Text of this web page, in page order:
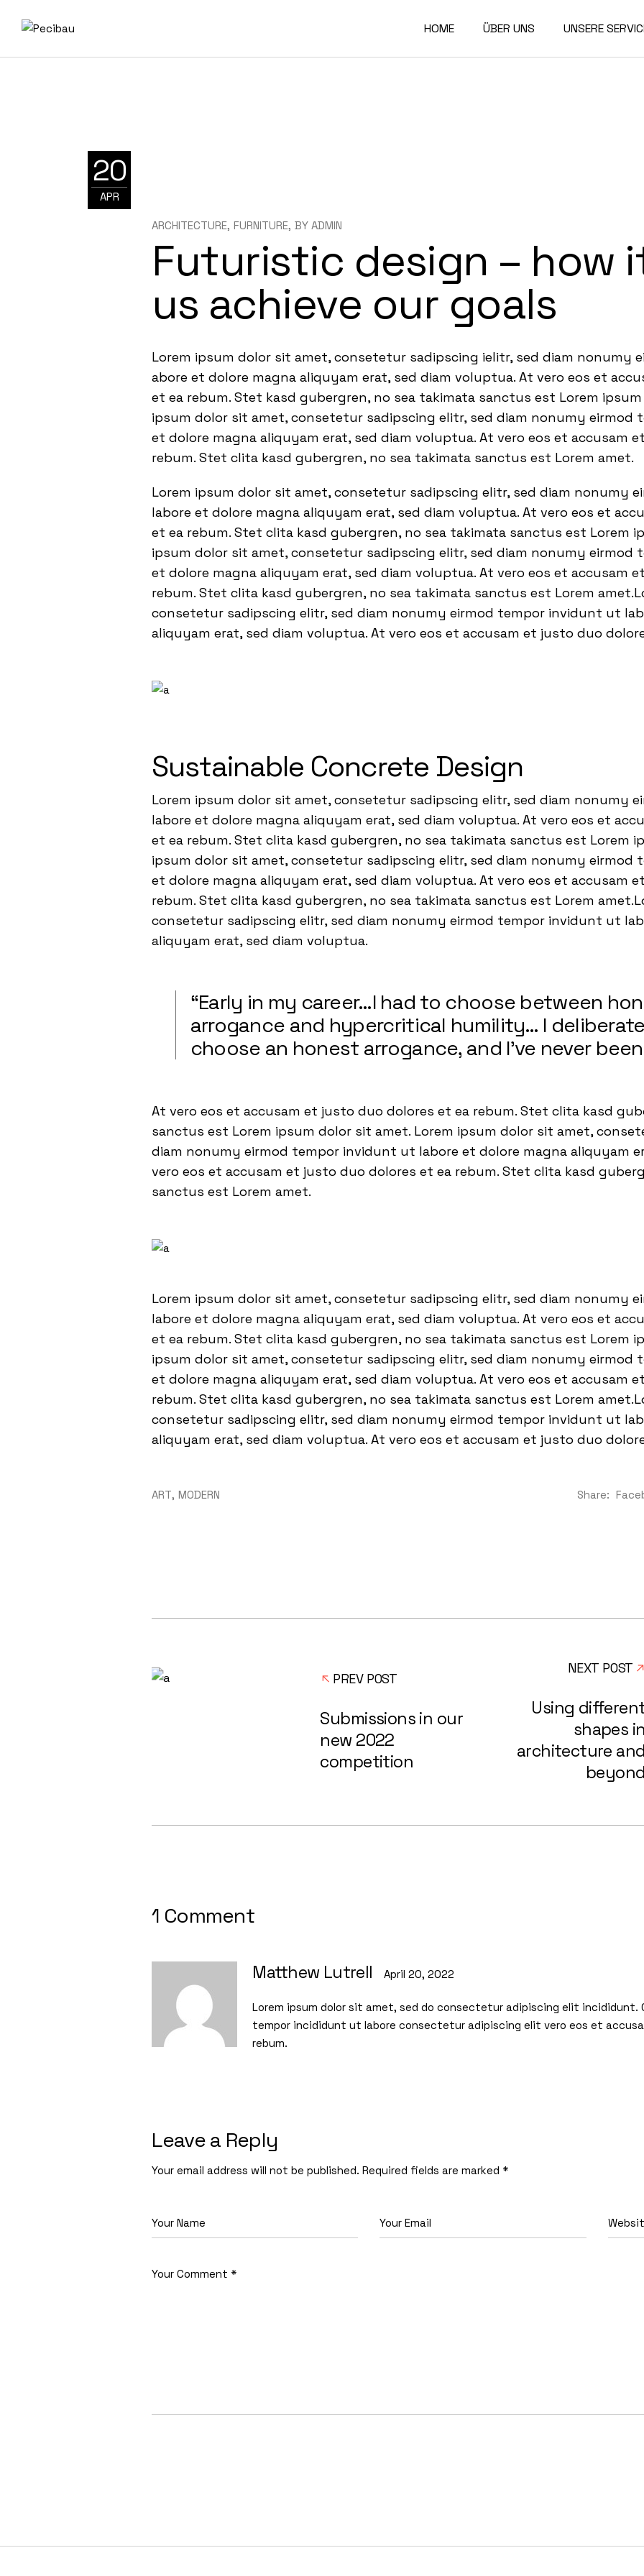
HOME ÜBER UNS UNSERE
20
APR
ARCHITECTURE FURNITURE BY ADMIN
Futuristic design – how
us achieve our goals
Lorem ipsum dolor sit amet, consetetur sadipscing ielitr, sed diam nonumy
abore et dolore magna aliquyam erat, sed diam voluptua. At vero eos et
et ea rebum. Stet kasd gubergren, no sea takimata sanctus est Lorem
ipsum dolor sit amet, consetetur sadipscing elitr, sed diam nonumy eirmod
et dolore magna aliquyam erat, sed diam voluptua. At vero eos et accusam
rebum. Stet clita kasd gubergren, no sea takimata sanctus est Lorem amet.
Lorem ipsum dolor sit amet, consetetur sadipscing elitr, sed diam nonumy
labore et dolore magna aliquyam erat, sed diam voluptua. At vero eos et
et ea rebum. Stet clita kasd gubergren, no sea takimata sanctus est Lorem
ipsum dolor sit amet, consetetur sadipscing elitr, sed diam nonumy eirmod
et dolore magna aliquyam erat, sed diam voluptua. At vero eos et accusam
rebum. Stet clita kasd gubergren, no sea takimata sanctus est Lorem
consetetur sadipscing elitr, sed diam nonumy eirmod tempor invidunt ut
aliquyam erat, sed diam voluptua. At vero eos et accusam et justo duo
Sustainable Concrete Design
Lorem ipsum dolor sit amet, consetetur sadipscing elitr, sed diam nonumy
labore et dolore magna aliquyam erat, sed diam voluptua. At vero eos et
et ea rebum. Stet clita kasd gubergren, no sea takimata sanctus est Lorem
ipsum dolor sit amet, consetetur sadipscing elitr, sed diam nonumy eirmod
et dolore magna aliquyam erat, sed diam voluptua. At vero eos et accusam
rebum. Stet clita kasd gubergren, no sea takimata sanctus est Lorem
consetetur sadipscing elitr, sed diam nonumy eirmod tempor invidunt ut
aliquyam erat, sed diam voluptua.
“Early in my career…I had to choose between
arrogance and hypercritical humility… I
choose an honest arrogance, and I’ve never
At vero eos et accusam et justo duo dolores et ea rebum. Stet clita kasd
sanctus est Lorem ipsum dolor sit amet. Lorem ipsum dolor sit amet,
diam nonumy eirmod tempor invidunt ut labore et dolore magna aliquyam
vero eos et accusam et justo duo dolores et ea rebum. Stet clita kasd
sanctus est Lorem amet.
Lorem ipsum dolor sit amet, consetetur sadipscing elitr, sed diam nonumy
labore et dolore magna aliquyam erat, sed diam voluptua. At vero eos et
et ea rebum. Stet clita kasd gubergren, no sea takimata sanctus est Lorem
ipsum dolor sit amet, consetetur sadipscing elitr, sed diam nonumy eirmod
et dolore magna aliquyam erat, sed diam voluptua. At vero eos et accusam
rebum. Stet clita kasd gubergren, no sea takimata sanctus est Lorem
consetetur sadipscing elitr, sed diam nonumy eirmod tempor invidunt ut
aliquyam erat, sed diam voluptua. At vero eos et accusam et justo duo
ART MODERN Share:
PREV POST
Submissions in our
new 2022
competition
NEXT POST
Using
shapes in
architecture and
beyond
1 Comment
Matthew Lutrell April 20, 2022
Lorem ipsum dolor sit amet, sed do consectetur adipiscing elit
tempor incididunt ut labore consectetur adipiscing elit vero eos et
rebum.
Leave a Reply
Your email address will not be published. Required fields are marked *